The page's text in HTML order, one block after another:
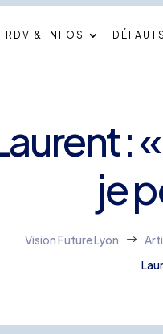
RDV & INFOS
:
je
Vision Future Lyon $